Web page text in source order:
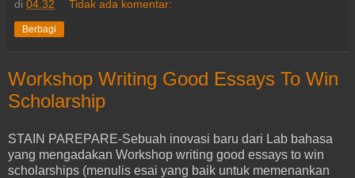
di 04.32 Tidak ada komentar:
Berbagi
Workshop Writing Good Essays To Win
Scholarship
STAIN PAREPARE-Sebuah inovasi baru dari Lab bahasa
yang mengadakan Workshop writing good essays to win
scholarships (menulis esai yang baik untuk memenankan